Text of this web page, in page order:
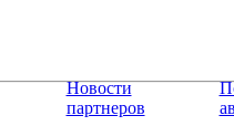
Новости
партнеров